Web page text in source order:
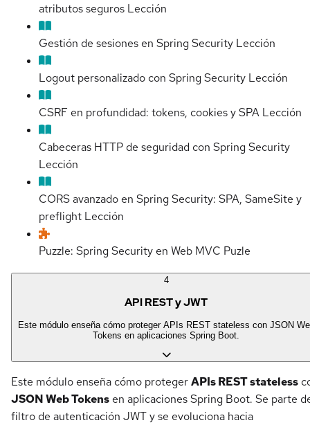
atributos seguros Lección
Gestión de sesiones en Spring Security Lección
Logout personalizado con Spring Security Lección
CSRF en profundidad: tokens, cookies y SPA Lección
Cabeceras HTTP de seguridad con Spring Security
Lección
CORS avanzado en Spring Security: SPA, SameSite y
preflight Lección
Puzzle: Spring Security en Web MVC Puzle
4
API REST y JWT
Este módulo enseña cómo proteger APIs REST stateless con JSON
Tokens en aplicaciones Spring Boot.
Este módulo enseña cómo protegerAPIs REST stateless
JSON Web Tokens en aplicaciones Spring Boot. Se parte
filtro de autenticación JWT y se evoluciona hacia